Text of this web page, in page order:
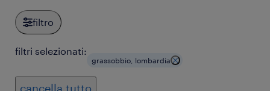
filtro
filtri selezionati:
grassobbio, lombardia
cancella tutto